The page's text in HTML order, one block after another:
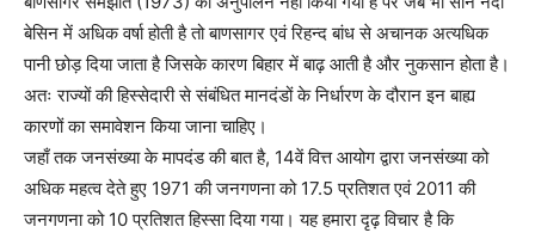
बेसिन में अधिक वर्षा होती है तो बाणसागर एवं रिहन्द बांध से अचानक अत्यधिक
पानी छोड़ दिया जाता है जिसके कारण बिहार में बाढ़ आती है और नुकसान होता है।
अतः राज्यों की हिस्सेदारी से संबंधित मानदंडों के निर्धारण के दौरान इन बाह्य
कारणों का समावेशन किया जाना चाहिए।
जहाँ तक जनसंख्या के मापदंड की बात है, 14वें वित्त आयोग द्वारा जनसंख्या को
अधिक महत्व देते हुए 1971 की जनगणना को 17.5 प्रतिशत एवं 2011 की
जनगणना को 10 प्रतिशत हिस्सा दिया गया। यह हमारा दृढ़ विचार है कि